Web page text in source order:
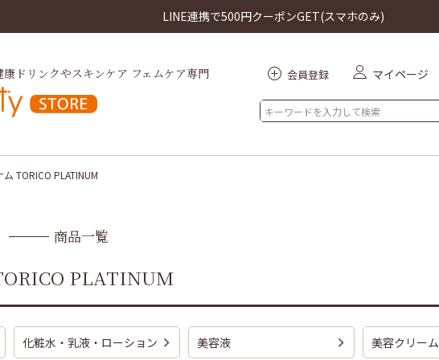
LINE連携で500円クーポンGET(スマホのみ)
ドリンクやスキンケア フェムケア専門 会員登録 マイページ
検索
TORICO PLATINUM
商品一覧
PLATINUM
化粧水・乳液・ローション 美容液 美容クリーム